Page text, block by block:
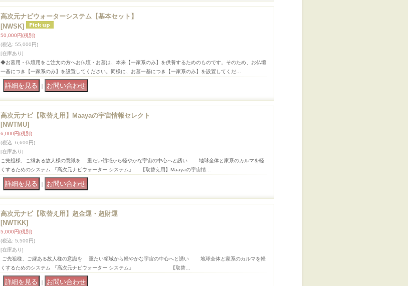
高次元ナビウォーターシステム【基本セット】
[NWSK]
50,000円(税別)
(税込: 55,000円)
[在庫あり]
◆お墓用・仏壇用をご注文の方へお仏壇・お墓は、本来【一家系のみ】を供養するためのものです。そのため、お仏壇
一基につき【一家系のみ】を設置してください。同様に、お墓一基につき【一家系のみ】を設置してくだ…
｜
高次元ナビ【取替え用】Maayaの宇宙情報セレクト
[NWTMU]
6,000円(税別)
(税込: 6,600円)
[在庫あり]
ご先祖様、ご縁ある故人様の意識を 重たい領域から軽やかな宇宙の中心へと誘い 地球全体と家系のカルマを軽
くするためのシステム 『高次元ナビウォーター システム』 【取替え用】Maayaの宇宙情…
｜
高次元ナビ【取替え用】超金運・超財運
[NWTKK]
5,000円(税別)
(税込: 5,500円)
[在庫あり]
ご先祖様、ご縁ある故人様の意識を 重たい領域から軽やかな宇宙の中心へと誘い 地球全体と家系のカルマを軽
くするためのシステム 『高次元ナビウォーター システム』 【取替…
｜